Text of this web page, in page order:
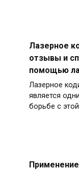
Лазерное
отзывы и
помощью
Лазерное
является
борьбе с